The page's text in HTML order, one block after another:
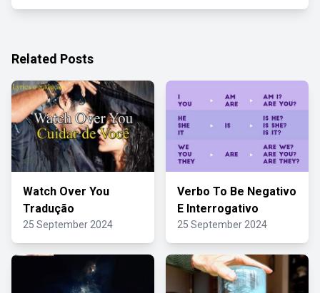
Related Posts
Watch Over You
Tradução
25 September 2024
Verbo To Be Negativo
E Interrogativo
25 September 2024